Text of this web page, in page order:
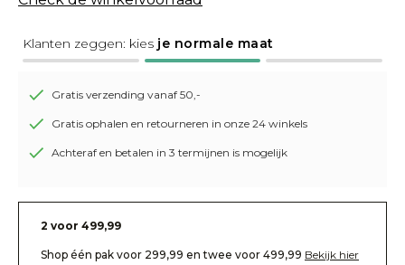
Klanten zeggen: kies je normale maat
Gratis verzending vanaf 50,-
Gratis ophalen en retourneren in onze 24 winkels
Achteraf en betalen in 3 termijnen is mogelijk
2 voor 499,99
Shop één pak voor 299,99 en twee voor 499,99 Bekijk hier